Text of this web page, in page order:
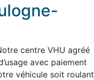
centre VHU agréé
avec paiement
véhicule soit roulant